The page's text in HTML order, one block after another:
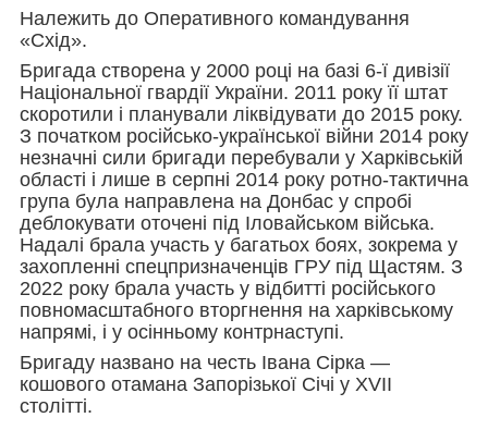
Належить до Оперативного командування
«Схід».
Бригада створена у 2000 році на базі 6-ї дивізії
Національної гвардії України. 2011 року її штат
скоротили і планували ліквідувати до 2015 року.
З початком російсько-української війни 2014 року
незначні сили бригади перебували у Харківській
області і лише в серпні 2014 року ротно-тактична
група була направлена на Донбас у спробі
деблокувати оточені під Іловайськом війська.
Надалі брала участь у багатьох боях, зокрема у
захопленні спецпризначенців ГРУ під Щастям. З
2022 року брала участь у відбитті російського
повномасштабного вторгнення на харківському
напрямі, і у осінньому контрнаступі.
Бригаду названо на честь Івана Сірка —
кошового отамана Запорізької Січі у XVII
столітті.